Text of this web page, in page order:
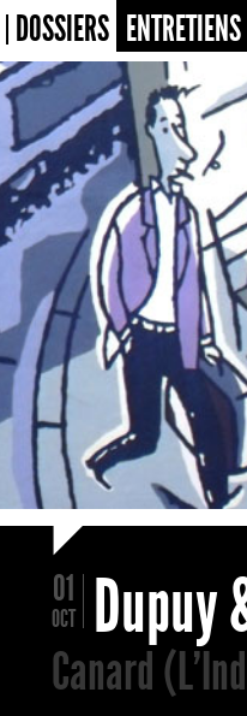
DOSSIERS ENTRETIENS
01
OCT Dupuy
Canard